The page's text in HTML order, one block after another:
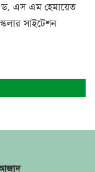
ড. এস এম হেমায়েত
সাইটেশন
আজাদ